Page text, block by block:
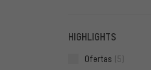
HIGHLIGHTS
Ofertas (5)